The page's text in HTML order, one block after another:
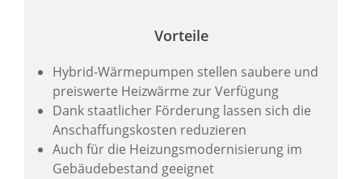
Vorteile
Hybrid-Wärmepumpen stellen saubere und
preiswerte Heizwärme zur Verfügung
Dank staatlicher Förderung lassen sich die
Anschaffungskosten reduzieren
Auch für die Heizungsmodernisierung im
Gebäudebestand geeignet